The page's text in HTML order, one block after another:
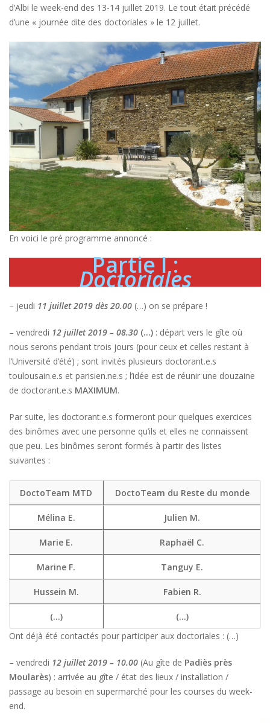
d’Albi le week-end des 13-14 juillet 2019. Le tout était précédé
d’une « journée dite des doctoriales » le 12 juillet.
En voici le pré programme annoncé :
Partie I :
Doctoriales
– jeudi 11 juillet 2019 dès 20.00 (…) on se prépare !
– vendredi 12 juillet 2019 – 08.30 (…) : départ vers le gîte où
nous serons pendant trois jours (pour ceux et celles restant à
l’Université d’été) ; sont invités plusieurs doctorant.e.s
toulousain.e.s et parisien.ne.s ; l’idée est de réunir une douzaine
de doctorant.e.s MAXIMUM.
Par suite, les doctorant.e.s formeront pour quelques exercices
des binômes avec une personne qu’ils et elles ne connaissent
que peu. Les binômes seront formés à partir des listes
suivantes :
DoctoTeam MTD DoctoTeam du Reste du monde
Mélina E. Julien M.
Marie E. Raphaël C.
Marine F. Tanguy E.
Hussein M. Fabien R.
(…)
(…)
Ont déjà été contactés pour participer aux doctoriales : (…)
– vendredi 12 juillet 2019 – 10.00 (Au gîte de Padiès près
Moularès) : arrivée au gîte / état des lieux / installation /
passage au besoin en supermarché pour les courses du week-
end.